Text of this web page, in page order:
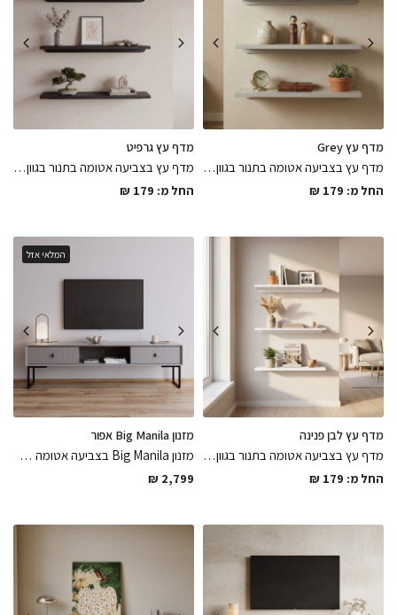
מדף עץ Grey
מדף עץ בצביעה אטומה בתנור בגוון אפור בהיר חלק ומושלם במגוון מידות לבחירה בגימור מושלם לשדרוג החלל באלגנטיות
החל מ: ₪ 179
מדף עץ גרפיט
מדף עץ בצביעה אטומה בתנור בגוון גרפיט חלק ומושלם במגוון מידות לבחירה מגיע עם ברגים ודיבלים לתליה במשלוח מהיר עד הבית
החל מ: ₪ 179
מדף עץ לבן פנינה
מדף עץ בצביעה אטומה בתנור בגוון לבן פנינה חלק ומושלם במגוון מידות לבחירה מגיע עם ברגים ודיבלים לתליה במשלוח מהיר , לסגירת הלוק הסופי של החלל
החל מ: ₪ 179
המלאי אזל
מזנון Big Manila אפור
מזנון Big Manila בצביעה אטומה בתנור בגוון אפור קרם מגיע עם חור מובנה לכבלים בגב המזנון בגימורים מושלמים עם חזיתות מרשימות, מזנון שיהיה השואו בבית
₪ 2,799